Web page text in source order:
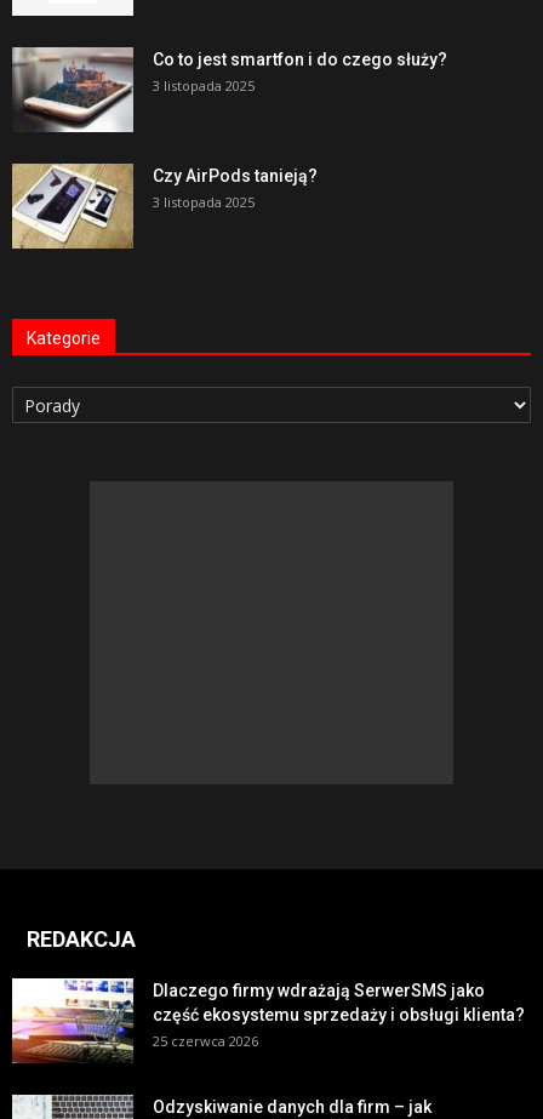
Co to jest smartfon i do czego służy?
3 listopada 2025
Czy AirPods tanieją?
3 listopada 2025
Kategorie
Kategorie
REDAKCJA
Dlaczego firmy wdrażają SerwerSMS jako
część ekosystemu sprzedaży i obsługi klienta?
25 czerwca 2026
Odzyskiwanie danych dla firm – jak